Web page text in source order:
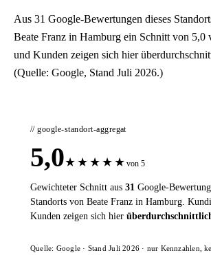
Aus 31 Google-Bewertungen dieses
Beate Franz in Hamburg ein Schnitt von 5,0
und Kunden zeigen sich hier
(Quelle: Google, Stand Juli 2026.)
// google-standort-aggregat
5,0★ ★ ★ ★ ★ von 5
Gewichteter Schnitt aus 31 Google-
Standorts von Beate Franz in Hamburg.
Kunden zeigen sich hier
Quelle: Google · Stand Juli 2026 · nur Kennzahlen,